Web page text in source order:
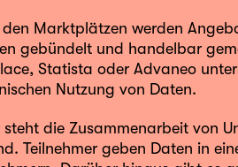
Marktplätzen werden
gebündelt und handelbar
Statista oder Advaneo
Nutzung von Daten.
steht die Zusammenarbeit von
Teilnehmer geben Daten in